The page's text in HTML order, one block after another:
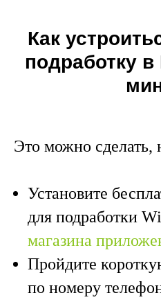
Как
подработку
Это можно сделать,
Установите
для подработки
магазина
Пройдите
по номеру